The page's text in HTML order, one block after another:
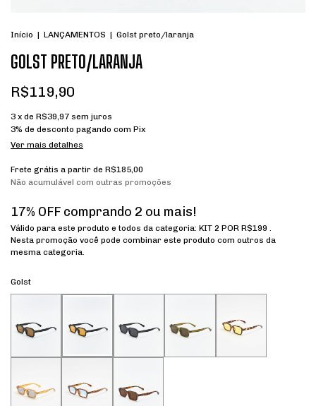
Início | LANÇAMENTOS | Golst preto/laranja
GOLST PRETO/LARANJA
R$119,90
3 x de R$39,97 sem juros
3% de desconto pagando com Pix
Ver mais detalhes
Frete grátis a partir de R$185,00
Não acumulável com outras promoções
17% OFF comprando 2 ou mais!
Válido para este produto e todos da categoria: KIT 2 POR R$199 .
Nesta promoção você pode combinar este produto com outros da
mesma categoria.
Golst